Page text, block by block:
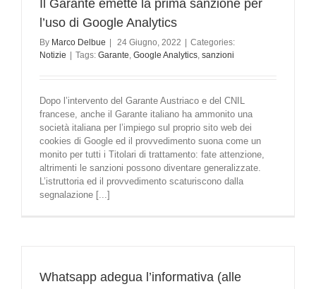
Il Garante emette la prima sanzione per
l’uso di Google Analytics
By Marco Delbue 24 Giugno, 2022
Categories:
Notizie
Tags: Garante, Google Analytics, sanzioni
Dopo l’intervento del Garante Austriaco e del CNIL
francese, anche il Garante italiano ha ammonito una
società italiana per l’impiego sul proprio sito web dei
cookies di Google ed il provvedimento suona come un
monito per tutti i Titolari di trattamento: fate attenzione,
altrimenti le sanzioni possono diventare generalizzate.
L’istruttoria ed il provvedimento scaturiscono dalla
segnalazione [...]
Whatsapp adegua l’informativa (alle